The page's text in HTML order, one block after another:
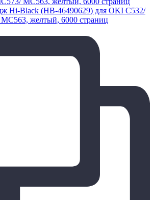
Hi-Black (HB-46490629) для OKI C532/
желтый, 6000 страниц